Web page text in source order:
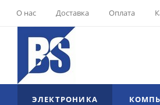
О нас Доставка Оплата
ЭЛЕКТРОНИКА